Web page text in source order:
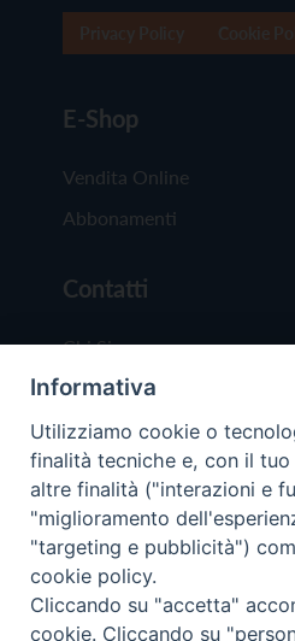
E-Shop
Vendita Online
Abbonamenti
Contatti
Chi Siamo
Redazione
Scrivici
Copyright © 2019 -
Trentina Editrice
Informativa
Utilizziamo cookie o
finalità tecniche e, con il
altre finalità ("interazioni e
"miglioramento
"targeting e pubblicità")
cookie policy.
Cliccando su "accetta"
cookie. Cliccando su